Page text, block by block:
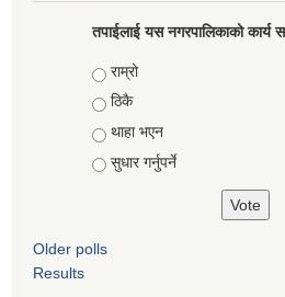
तपाईलाई यस नगरपालिकाको कार्य
Choices
राम्रो
ठिकै
थाहा भएन
सुधार गर्नुपर्ने
Older polls
Results